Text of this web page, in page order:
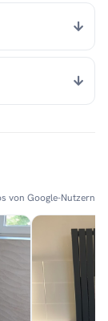
von Google-Nutzern